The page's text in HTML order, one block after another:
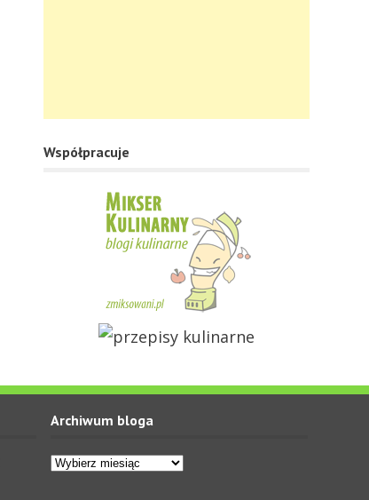
Współpracuje
Archiwum bloga
Archiwum